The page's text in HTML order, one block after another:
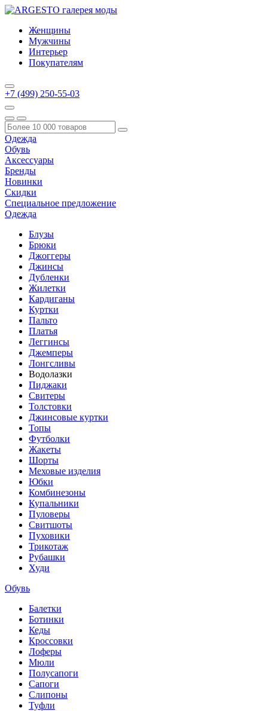
Женщины
Мужчины
Интерьер
Покупателям
+7 (499) 250-55-03
Одежда
Обувь
Аксессуары
Бренды
Новинки
Скидки
Специальное предложение
Одежда
Блузы
Брюки
Джоггеры
Джинсы
Дубленки
Жилетки
Кардиганы
Куртки
Пальто
Платья
Леггинсы
Джемперы
Лонгсливы
Водолазки
Пиджаки
Свитеры
Толстовки
Джинсовые куртки
Топы
Футболки
Жакеты
Шорты
Меховые изделия
Юбки
Комбинезоны
Купальники
Пуловеры
Свитшоты
Пуховики
Трикотаж
Рубашки
Худи
Обувь
Балетки
Ботинки
Кеды
Кроссовки
Лоферы
Мюли
Полусапоги
Сапоги
Слипоны
Туфли